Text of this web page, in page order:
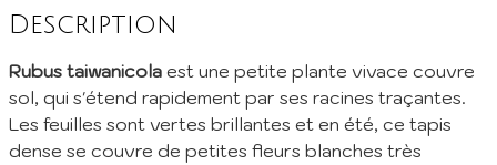
Description
Rubus taiwanicola est une petite plante vivace couvre
sol, qui s'étend rapidement par ses racines traçantes.
Les feuilles sont vertes brillantes et en été, ce tapis
dense se couvre de petites fleurs blanches très